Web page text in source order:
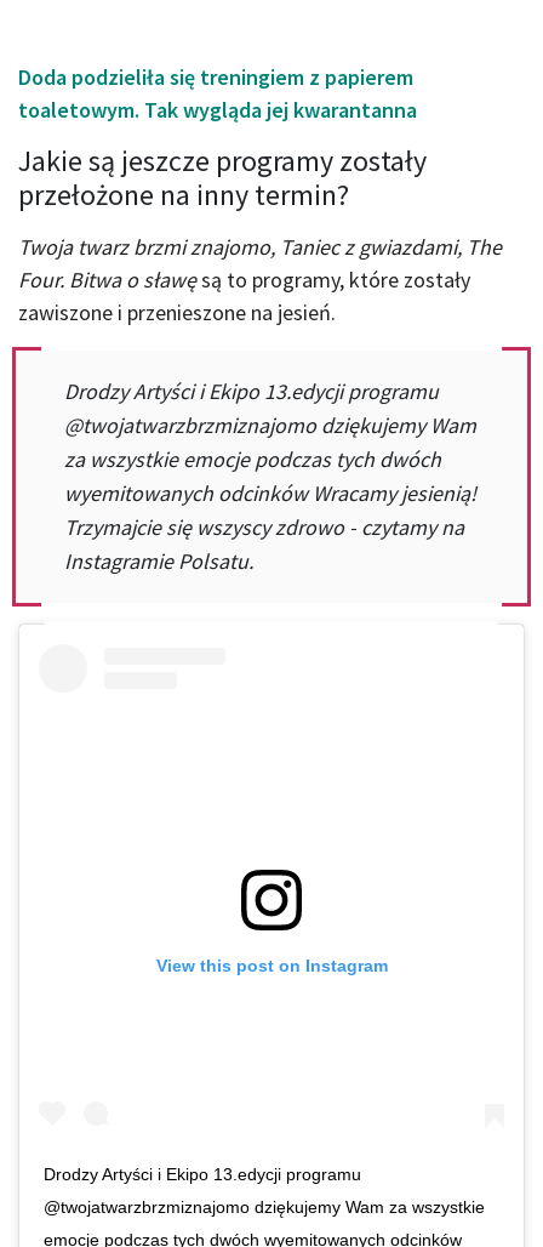
Doda podzieliła się treningiem z papierem
toaletowym. Tak wygląda jej kwarantanna
Jakie są jeszcze programy zostały
przełożone na inny termin?
Twoja twarz brzmi znajomo, Taniec z gwiazdami, The
Four. Bitwa o sławęsą to programy, które zostały
zawiszone i przenieszone na jesień.
Drodzy Artyści i Ekipo 13.edycji programu
@twojatwarzbrzmiznajomo dziękujemy Wam
za wszystkie emocje podczas tych dwóch
wyemitowanych odcinków Wracamy jesienią!
Trzymajcie się wszyscy zdrowo - czytamy na
Instagramie Polsatu.
View this post on Instagram
Drodzy Artyści i Ekipo 13.edycji programu
@twojatwarzbrzmiznajomo dziękujemy Wam za wszystkie
emocje podczas tych dwóch wyemitowanych odcinków